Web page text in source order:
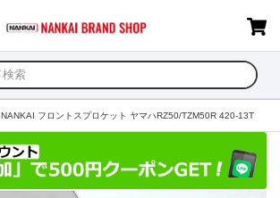
NANKAI フロントスプロケット ヤマハRZ50/TZM50R 420-13T